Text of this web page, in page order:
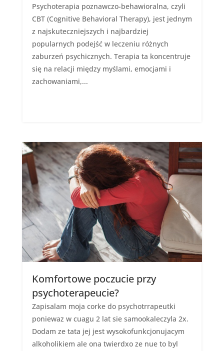
Psychoterapia poznawczo-behawioralna, czyli
CBT (Cognitive Behavioral Therapy), jest jednym
z najskuteczniejszych i najbardziej
popularnych podejść w leczeniu różnych
zaburzeń psychicznych. Terapia ta koncentruje
się na relacji między myślami, emocjami i
zachowaniami,...
Komfortowe poczucie przy
psychoterapeucie?
Zapisalam moja corke do psychotrrapeutki
poniewaz w cuagu 2 lat sie samookaleczyla 2x.
Dodam ze tata jej jest wysokofunkcjonujacym
alkoholikiem ale ona twierdxo ze nue to byl